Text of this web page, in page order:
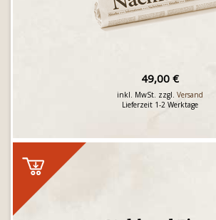
49,00 €
inkl. MwSt. zzgl. Versand
Lieferzeit 1-2 Werktage